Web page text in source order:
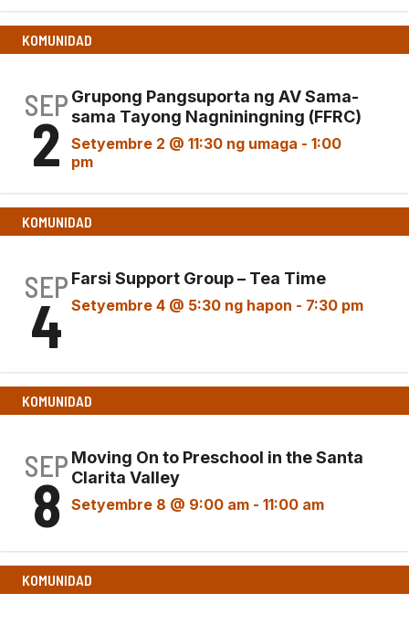
KOMUNIDAD
SEP
2
Grupong Pangsuporta ng AV Sama-
sama Tayong Nagniningning (FFRC)
Setyembre 2 @ 11:30 ng umaga - 1:00
pm
KOMUNIDAD
SEP
4
Farsi Support Group – Tea Time
Setyembre 4 @ 5:30 ng hapon - 7:30 pm
KOMUNIDAD
SEP
8
Moving On to Preschool in the Santa
Clarita Valley
Setyembre 8 @ 9:00 am - 11:00 am
KOMUNIDAD